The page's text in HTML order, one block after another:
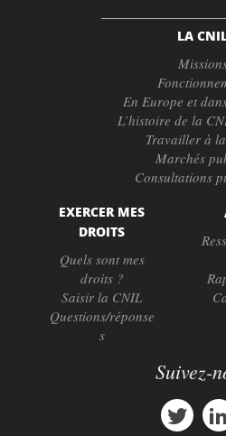
LA
En Europe et
L’histoire de la
Travailler à
Marchés
Consultations
EXERCER MES
DROITS
Quels sont mes
droits ?
Saisir la CNIL
Questions/réponse
s
Suivez-